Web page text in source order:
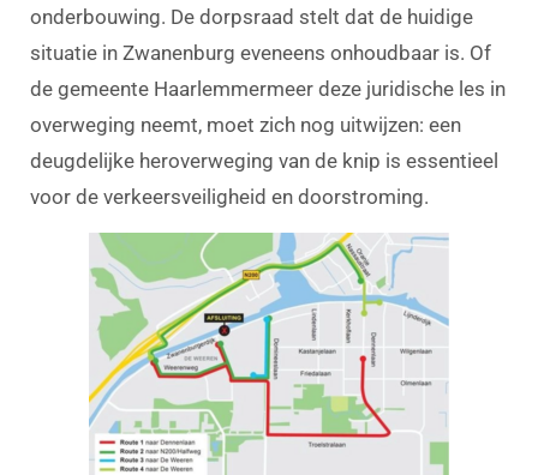
onderbouwing. De dorpsraad stelt dat de huidige
situatie in Zwanenburg eveneens onhoudbaar is. Of
de gemeente Haarlemmermeer deze juridische les in
overweging neemt, moet zich nog uitwijzen: een
deugdelijke heroverweging van de knip is essentieel
voor de verkeersveiligheid en doorstroming.